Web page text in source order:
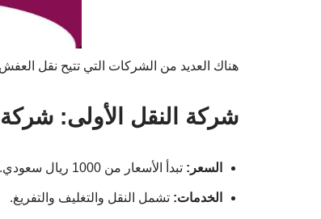
هناك العديد من الشركات التي تتيح نقل
شركة النقل الأولى: شركة ABC
السعر: تبدأ الأسعار من 1000 ريال سعودي.
الخدمات: تشمل النقل والتغليف والتفريغ.